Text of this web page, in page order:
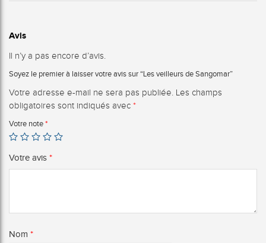
Avis
Il n’y a pas encore d’avis.
Soyez le premier à laisser votre avis sur “Les veilleurs de Sangomar”
Votre adresse e-mail ne sera pas publiée. Les champs
obligatoires sont indiqués avec *
Votre note *
Votre avis *
Nom *